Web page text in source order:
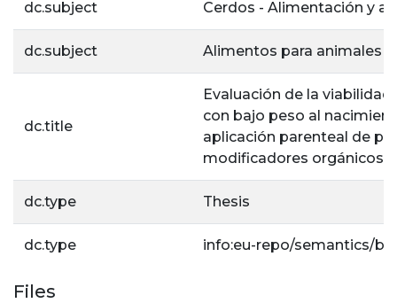
dc.subject Cerdos - Alimentación y
dc.subject Alimentos para animales
dc.title
Evaluación de la viabilidad
con bajo peso al
aplicación parenteal de
modificadores orgánicos
dc.type Thesis
dc.type info:eu-repo/semantics/
Files